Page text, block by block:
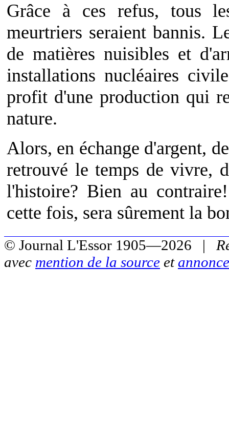
Grâce à ces refus, tous
meurtriers seraient bannis.
de matières nuisibles et
installations nucléaires
profit d'une production qui
nature.
Alors, en échange d'argent,
retrouvé le temps de vivre,
l'histoire? Bien au
cette fois, sera sûrement la
© Journal L'Essor 1905—2026 |
avec mention de la source et